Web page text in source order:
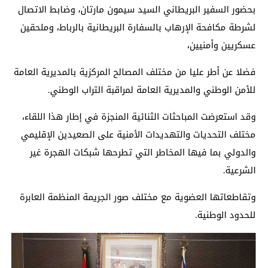
بحضور السفير البريطاني السيد سيمون مارتان، وضابط الاتصال
لشرطة مكافحة الإرهاب بالسفارة البريطانية بالرباط، وملحقين
عسكريين وأمنيين،
فضلا عن أطر عليا من مختلف المصالح المركزية بالمديرية العامة
للأمن الوطني والمديرية العامة لمراقبة التراب الوطني.
وقد استعرضت المباحثات الثنائية المنجزة في إطار هذا اللقاء،
مختلف التحديات والتهديدات الأمنية على الصعيدين الإقليمي
والدولي بما فيها المخاطر التي تطرحها شبكات الهجرة غير
الشرعية.
وتقاطعاتها العضوية مع مختلف صور الجريمة المنظمة العابرة
للحدود الوطنية.